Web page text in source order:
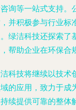
询等一站式支持。
并积极参与行业标
绿洁科技还探索了
帮助企业在环保合
科技将继续以技术
的应用，致力于成
续提供可靠的整体